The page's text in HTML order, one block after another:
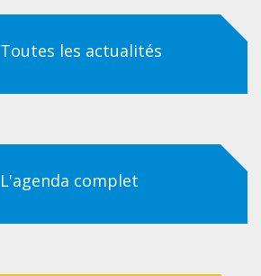
Toutes les actualités
L'agenda complet